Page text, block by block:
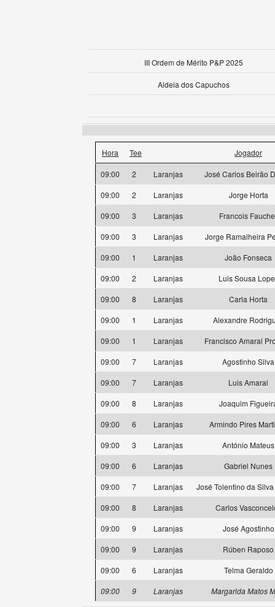
III Ordem de Mérito P&P 2025
Aldeia dos Capuchos
Hora Tee Jogador
09:00 2 Laranjas
José Carlos Beirão
09:00
2 Laranjas
Jorge Horta
09:00
3 Laranjas
Francois
09:00
3 Laranjas
Jorge Ramalheira
09:00
1 Laranjas
João Fonseca
09:00
2 Laranjas
Luis Sousa
09:00
8 Laranjas
Carla Horta
09:00
1 Laranjas
Alexandre
09:00
1 Laranjas
Francisco Amaral
09:00
7 Laranjas
Agostinho Silva
09:00
7 Laranjas
Luis Amaral
09:00
8 Laranjas
Joaquim
09:00
6 Laranjas
Armindo Pires
09:00
3 Laranjas
António Mateus
09:00
6 Laranjas
Gabriel Nunes
09:00
7 Laranjas
José Tolentino da
09:00
8 Laranjas
Carlos
09:00
9 Laranjas
José Agostinho
09:00
9 Laranjas
Rúben Raposo
09:00
6 Laranjas
Telma Geraldo
09:00
9 Laranjas Margarida Matos